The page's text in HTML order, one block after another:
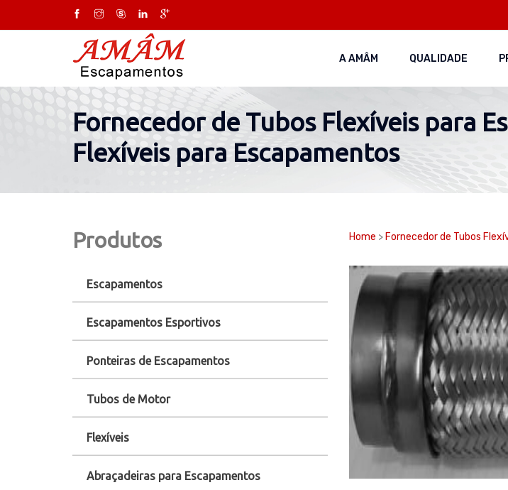
A AMÂM QUALIDADE
Fornecedor de Tubos Flexíveis para
Flexíveis para Escapamentos
Produtos
Escapamentos
Escapamentos Esportivos
Ponteiras de Escapamentos
Tubos de Motor
Flexíveis
Abraçadeiras para Escapamentos
Home > Fornecedor de Tubos